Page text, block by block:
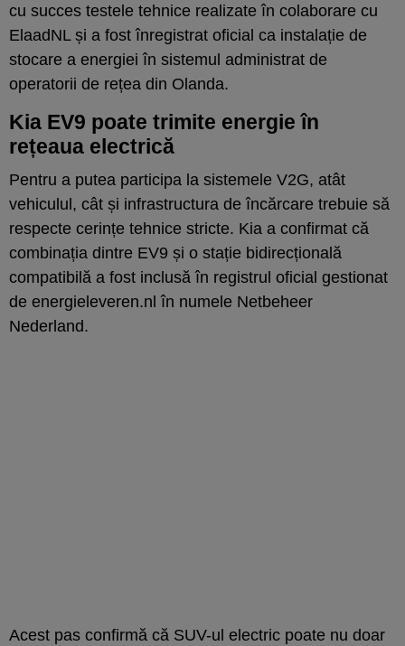
cu succes testele tehnice realizate în colaborare cu
ElaadNL și a fost înregistrat oficial ca instalație de
stocare a energiei în sistemul administrat de
operatorii de rețea din Olanda.
Kia EV9 poate trimite energie în
rețeaua electrică
Pentru a putea participa la sistemele V2G, atât
vehiculul, cât și infrastructura de încărcare trebuie să
respecte cerințe tehnice stricte. Kia a confirmat că
combinația dintre EV9 și o stație bidirecțională
compatibilă a fost inclusă în registrul oficial gestionat
de energieleveren.nl în numele Netbeheer
Nederland.
Acest pas confirmă că SUV-ul electric poate nu doar